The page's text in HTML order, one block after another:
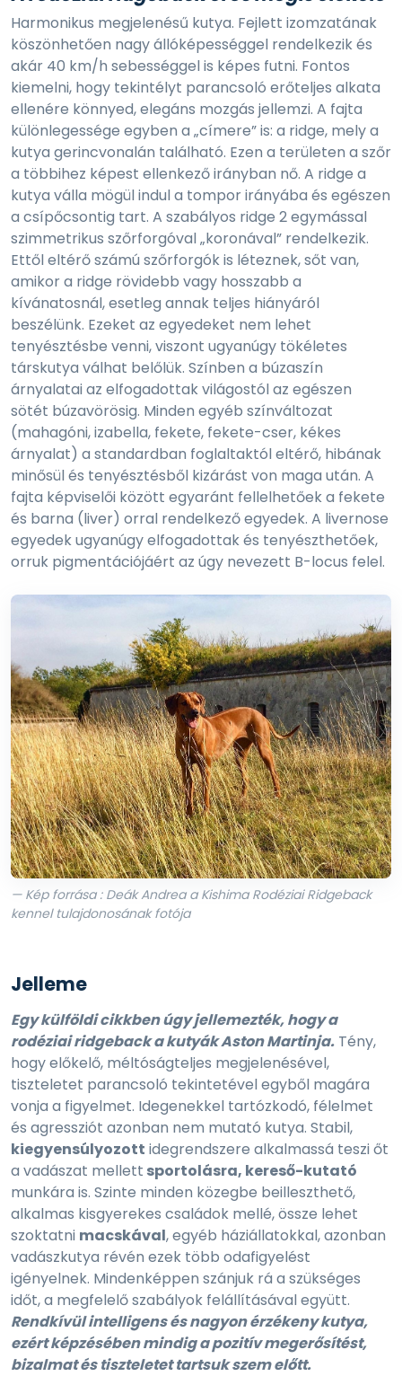
Harmonikus megjelenésű kutya. Fejlett izomzatának
köszönhetően nagy állóképességgel rendelkezik és
akár 40 km/h sebességgel is képes futni. Fontos
kiemelni, hogy tekintélyt parancsoló erőteljes alkata
ellenére könnyed, elegáns mozgás jellemzi. A fajta
különlegessége egyben a „címere” is: a ridge, mely a
kutya gerincvonalán található. Ezen a területen a szőr
a többihez képest ellenkező irányban nő. A ridge a
kutya válla mögül indul a tompor irányába és egészen
a csípőcsontig tart. A szabályos ridge 2 egymással
szimmetrikus szőrforgóval „koronával” rendelkezik.
Ettől eltérő számú szőrforgók is léteznek, sőt van,
amikor a ridge rövidebb vagy hosszabb a
kívánatosnál, esetleg annak teljes hiányáról
beszélünk. Ezeket az egyedeket nem lehet
tenyésztésbe venni, viszont ugyanúgy tökéletes
társkutya válhat belőlük. Színben a búzaszín
árnyalatai az elfogadottak világostól az egészen
sötét búzavörösig. Minden egyéb színváltozat
(mahagóni, izabella, fekete, fekete-cser, kékes
árnyalat) a standardban foglaltaktól eltérő, hibának
minősül és tenyésztésből kizárást von maga után. A
fajta képviselői között egyaránt fellelhetőek a fekete
és barna (liver) orral rendelkező egyedek. A livernose
egyedek ugyanúgy elfogadottak és tenyészthetőek,
orruk pigmentációjáért az úgy nevezett B-locus felel.
— Kép forrása : Deák Andrea a Kishima Rodéziai Ridgeback
kennel tulajdonosának fotója
Jelleme
Egy külföldi cikkben úgy jellemezték, hogy a
rodéziai ridgeback a kutyák Aston Martinja. Tény,
hogy előkelő, méltóságteljes megjelenésével,
tiszteletet parancsoló tekintetével egyből magára
vonja a figyelmet. Idegenekkel tartózkodó, félelmet
és agressziót azonban nem mutató kutya. Stabil,
kiegyensúlyozott idegrendszere alkalmassá teszi őt
a vadászat mellett sportolásra, kereső-kutató
munkára is. Szinte minden közegbe beilleszthető,
alkalmas kisgyerekes családok mellé, össze lehet
szoktatni macskával, egyéb háziállatokkal, azonban
vadászkutya révén ezek több odafigyelést
igényelnek. Mindenképpen szánjuk rá a szükséges
időt, a megfelelő szabályok felállításával együtt.
Rendkívül intelligens és nagyon érzékeny kutya,
ezért képzésében mindig a pozitív megerősítést,
bizalmat és tiszteletet tartsuk szem előtt.